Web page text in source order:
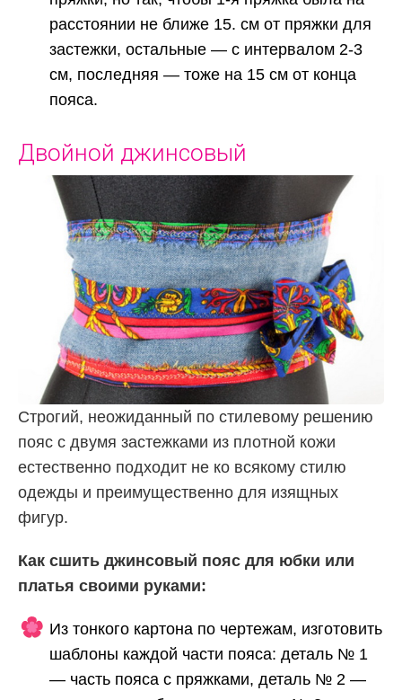
расстоянии не ближе 15. см от пряжки для
застежки, остальные — с интервалом 2-3
см, последняя — тоже на 15 см от конца
пояса.
Двойной джинсовый
Строгий, неожиданный по стилевому решению
пояс с двумя застежками из плотной кожи
естественно подходит не ко всякому стилю
одежды и преимущественно для изящных
фигур.
Как сшить джинсовый пояс для юбки или
платья своими руками:
Из тонкого картона по чертежам, изготовить
шаблоны каждой части пояса: деталь № 1
— часть пояса с пряжками, деталь № 2 —